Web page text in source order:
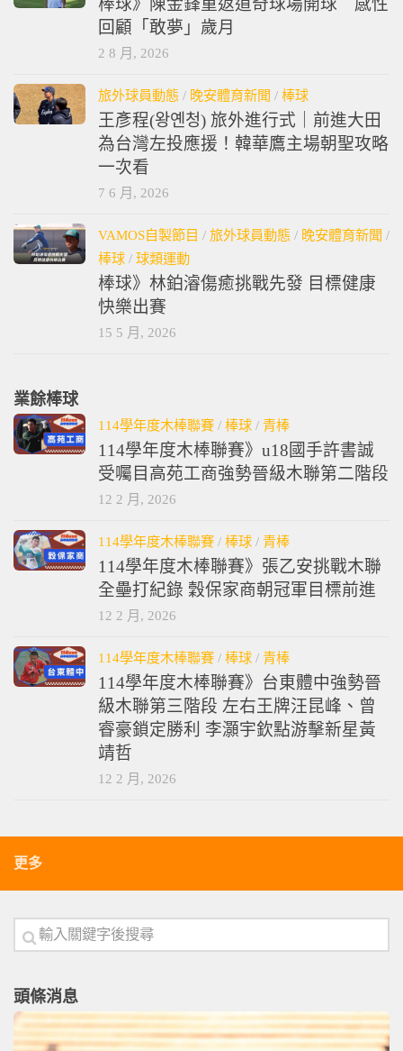
回顧「敢夢」歲月
2 8 月, 2026
旅外球員動態 / 晚安體育新聞 / 棒球
王彥程(왕옌청) 旅外進行式｜前進大田
為台灣左投應援！韓華鷹主場朝聖攻略
一次看
7 6 月, 2026
VAMOS自製節目 / 旅外球員動態 / 晚安體育新聞 /
棒球 / 球類運動
棒球》林鉑濬傷癒挑戰先發 目標健康
快樂出賽
15 5 月, 2026
業餘棒球
114學年度木棒聯賽 / 棒球 / 青棒
114學年度木棒聯賽》u18國手許書誠
受囑目高苑工商強勢晉級木聯第二階段
12 2 月, 2026
114學年度木棒聯賽 / 棒球 / 青棒
114學年度木棒聯賽》張乙安挑戰木聯
全壘打紀錄 穀保家商朝冠軍目標前進
12 2 月, 2026
114學年度木棒聯賽 / 棒球 / 青棒
114學年度木棒聯賽》台東體中強勢晉
級木聯第三階段 左右王牌汪昆峰、曾
睿豪鎖定勝利 李灝宇欽點游擊新星黃
靖哲
12 2 月, 2026
更多
頭條消息